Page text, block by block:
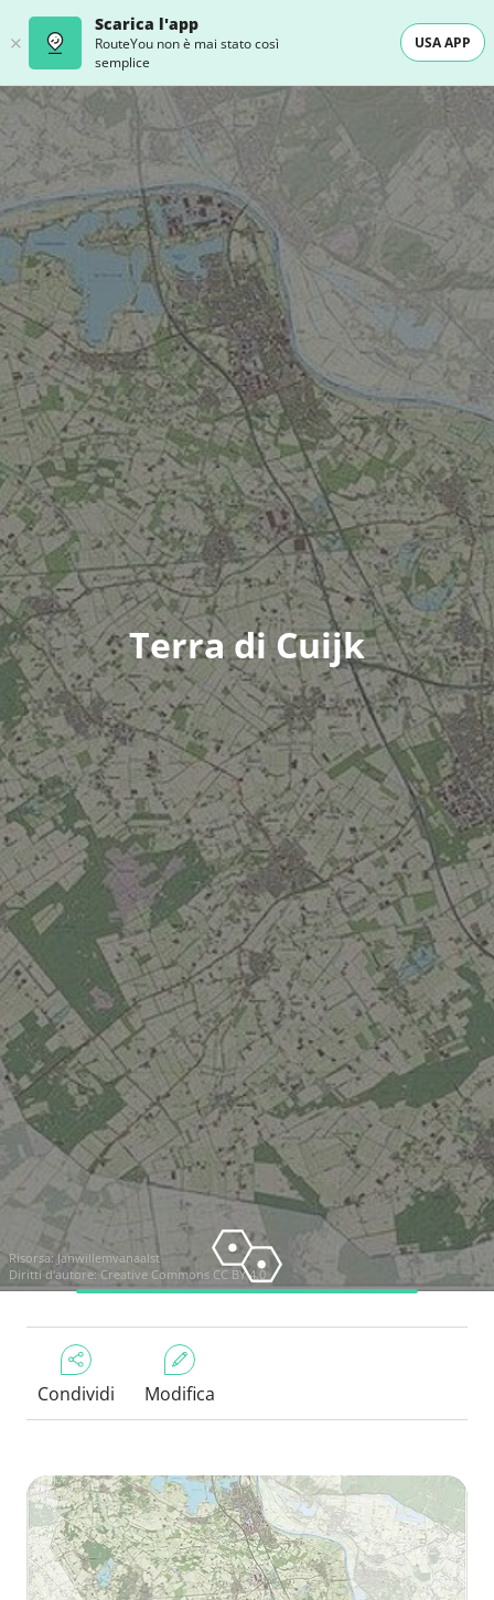
Scarica l'app
RouteYou non è mai stato così
semplice
USA APP
Terra di Cuijk
Risorsa: Janwillemvanaalst
Diritti d'autore: Creative Commons CC BY 4.0
Condividi Modifica